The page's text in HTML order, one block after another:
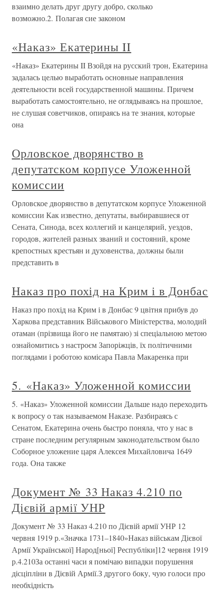
взаимно делать друг другу добро, сколько
возможно.2. Полагая сие законом
«Наказ» Екатерины II
«Наказ» Екатерины II Взойдя на русский трон, Екатерина
задалась целью выработать основные направления
деятельности всей государственной машины. Причем
выработать самостоятельно, не оглядываясь на прошлое,
не слушая советчиков, опираясь на те знания, которые
она
Орловское дворянство в
депутатском корпусе Уложенной
комиссии
Орловское дворянство в депутатском корпусе Уложенной
комиссии Как известно, депутаты, выбиравшиеся от
Сената, Синода, всех коллегий и канцелярий, уездов,
городов, жителей разных званий и состояний, кроме
крепостных крестьян и духовенства, должны были
представить в
Наказ про похід на Крим і в Донбас
Наказ про похід на Крим і в Донбас 9 цвітня прибув до
Харкова представник Військового Міністерства, молодий
отаман (прізвища його не памятаю) зі спеціальною метою
ознайомитись з настроєм Запоріжців, їх політичними
поглядами і роботою комісара Павла Макаренка при
5. «Наказ» Уложенной комиссии
5. «Наказ» Уложенной комиссии Дальше надо переходить
к вопросу о так называемом Наказе. Разбираясь с
Сенатом, Екатерина очень быстро поняла, что у нас в
стране последним регулярным законодательством было
Соборное уложение царя Алексея Михайловича 1649
года. Она также
Документ № 33 Наказ 4.210 по
Дієвій армії УНР
Документ № 33 Наказ 4.210 по Дієвій армії УНР 12
червня 1919 р.«Значка 1731–1840»Наказ військам Дієвої
Армії Української] Народ[ньої] Республіки]12 червня 1919
р.4.210За останні часи я помічаю випадки порушення
дісціпліни в Дієвій Армії.З другого боку, чую голоси про
необхідність